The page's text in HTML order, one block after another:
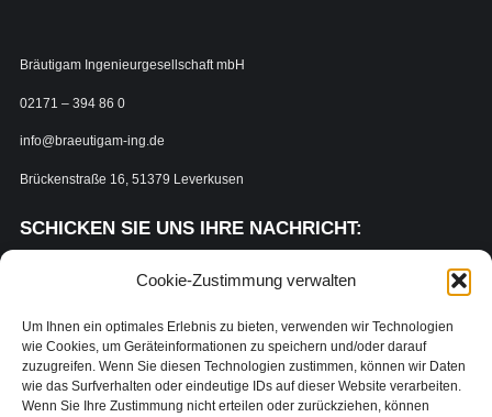
Cookie-Zustimmung verwalten
Um Ihnen ein optimales Erlebnis zu bieten, verwenden wir Technologien
wie Cookies, um Geräteinformationen zu speichern und/oder darauf
zuzugreifen. Wenn Sie diesen Technologien zustimmen, können wir Daten
wie das Surfverhalten oder eindeutige IDs auf dieser Website verarbeiten.
Wenn Sie Ihre Zustimmung nicht erteilen oder zurückziehen, können
Bräutigam Ingenieurgesellschaft mbH
02171 – 394 86 0
info@braeutigam-ing.de
Brückenstraße 16, 51379 Leverkusen
SCHICKEN SIE UNS IHRE NACHRICHT:
E-Mail